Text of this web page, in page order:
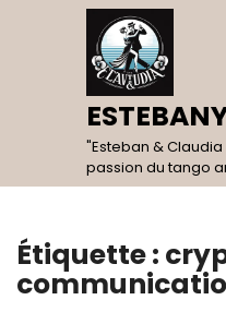
"Esteban & Claudia
passion du tango
Étiquette :